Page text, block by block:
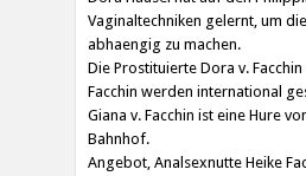
Vaginaltechniken gelernt, um
abhaengig zu machen.
Die Prostituierte Dora v.
Facchin werden international
Giana v. Facchin ist eine Hure
Bahnhof.
Angebot, Analsexnutte Heike